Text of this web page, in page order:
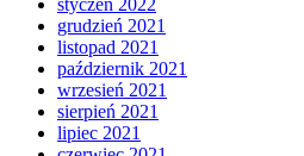
grudzień 2021
listopad 2021
październik 2021
wrzesień 2021
sierpień 2021
lipiec 2021